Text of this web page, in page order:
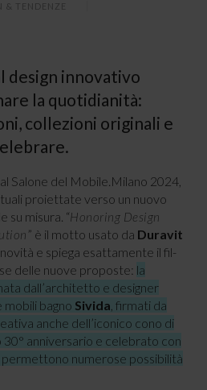
& TENDENZE
design innovativo
la quotidianità:
collezioni originali e
Salone del Mobile.Milano 2024,
proiettate verso un nuovo
misura. “Honoring Design
” è il motto usato da Duravit
e spiega esattamente il fil-
delle nuove proposte: la
dall’architetto e designer
bagno Sivida , firmati da
anche dell’iconico cono di
30° anniversario e celebrato con
numerose possibilità